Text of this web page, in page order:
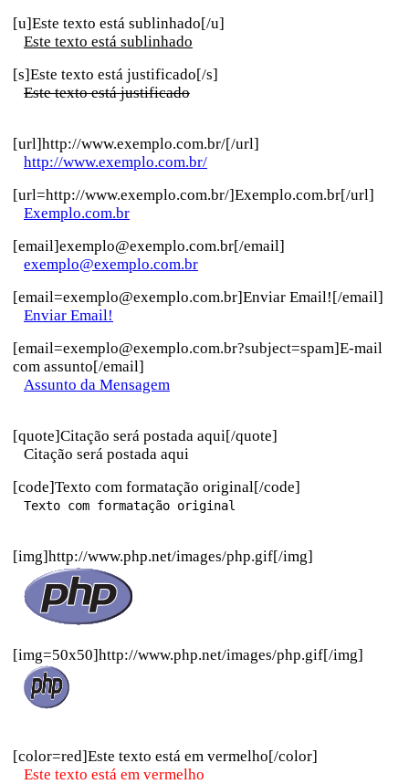
[u]Este texto está sublinhado[/u]
Este texto está sublinhado
[s]Este texto está justificado[/s]
Este texto está justificado
[url]http://www.exemplo.com.br/[/url]
http://www.exemplo.com.br/
[url=http://www.exemplo.com.br/]Exemplo.com.br[/url]
Exemplo.com.br
[email]exemplo@exemplo.com.br[/email]
exemplo@exemplo.com.br
[email=exemplo@exemplo.com.br]Enviar Email![/email]
Enviar Email!
[email=exemplo@exemplo.com.br?subject=spam]E-mail
com assunto[/email]
Assunto da Mensagem
[quote]Citação será postada aqui[/quote]
Citação será postada aqui
[code]Texto com formatação original[/code]
Texto com formatação original
[img]http://www.php.net/images/php.gif[/img]
[img=50x50]http://www.php.net/images/php.gif[/img]
[color=red]Este texto está em vermelho[/color]
Este texto está em vermelho